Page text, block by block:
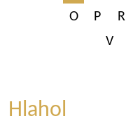
O
P R
V
Hlahol